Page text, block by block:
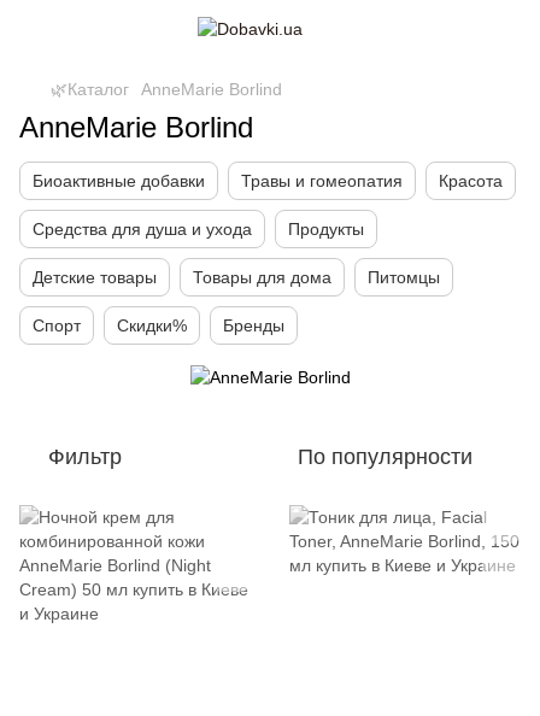
🌿Каталог AnneMarie Borlind
AnneMarie Borlind
Биоактивные добавки Травы и гомеопатия Красота
Средства для душа и ухода Продукты
Детские товары Товары для дома Питомцы
Спорт Скидки% Бренды
Фильтр По популярности